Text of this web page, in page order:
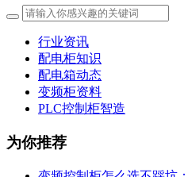
行业资讯
配电柜知识
配电箱动态
变频柜资料
PLC控制柜智造
为你推荐